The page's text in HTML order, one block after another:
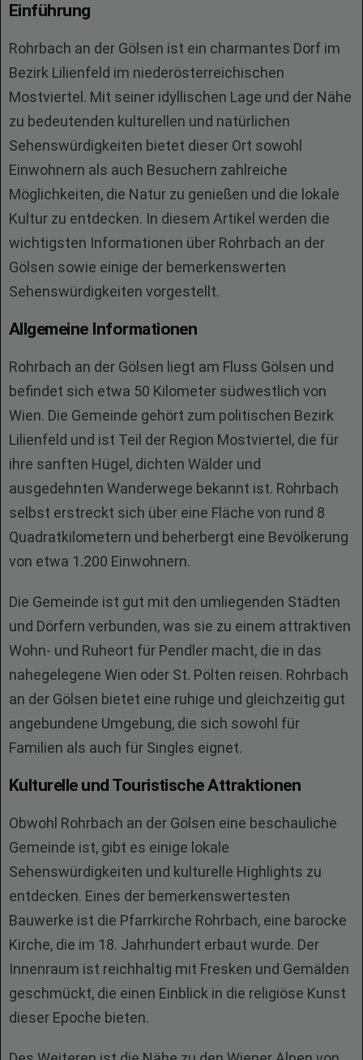
Einführung
Rohrbach an der Gölsen ist ein charmantes Dorf im
Bezirk Lilienfeld im niederösterreichischen
Mostviertel. Mit seiner idyllischen Lage und der Nähe
zu bedeutenden kulturellen und natürlichen
Sehenswürdigkeiten bietet dieser Ort sowohl
Einwohnern als auch Besuchern zahlreiche
Möglichkeiten, die Natur zu genießen und die lokale
Kultur zu entdecken. In diesem Artikel werden die
wichtigsten Informationen über Rohrbach an der
Gölsen sowie einige der bemerkenswerten
Sehenswürdigkeiten vorgestellt.
Allgemeine Informationen
Rohrbach an der Gölsen liegt am Fluss Gölsen und
befindet sich etwa 50 Kilometer südwestlich von
Wien. Die Gemeinde gehört zum politischen Bezirk
Lilienfeld und ist Teil der Region Mostviertel, die für
ihre sanften Hügel, dichten Wälder und
ausgedehnten Wanderwege bekannt ist. Rohrbach
selbst erstreckt sich über eine Fläche von rund 8
Quadratkilometern und beherbergt eine Bevölkerung
von etwa 1.200 Einwohnern.
Die Gemeinde ist gut mit den umliegenden Städten
und Dörfern verbunden, was sie zu einem attraktiven
Wohn- und Ruheort für Pendler macht, die in das
nahegelegene Wien oder St. Pölten reisen. Rohrbach
an der Gölsen bietet eine ruhige und gleichzeitig gut
angebundene Umgebung, die sich sowohl für
Familien als auch für Singles eignet.
Kulturelle und Touristische Attraktionen
Obwohl Rohrbach an der Gölsen eine beschauliche
Gemeinde ist, gibt es einige lokale
Sehenswürdigkeiten und kulturelle Highlights zu
entdecken. Eines der bemerkenswertesten
Bauwerke ist die Pfarrkirche Rohrbach, eine barocke
Kirche, die im 18. Jahrhundert erbaut wurde. Der
Innenraum ist reichhaltig mit Fresken und Gemälden
geschmückt, die einen Einblick in die religiöse Kunst
dieser Epoche bieten.